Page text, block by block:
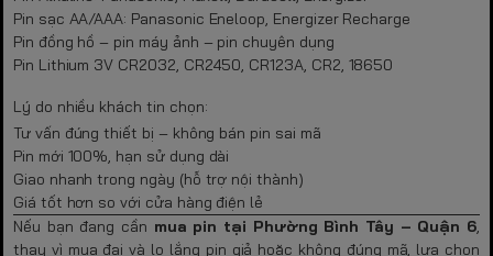
Pin sạc AA/AAA: Panasonic Eneloop, Energizer Recharge
Pin đồng hồ – pin máy ảnh – pin chuyên dụng
Pin Lithium 3V CR2032, CR2450, CR123A, CR2, 18650
Lý do nhiều khách tin chọn:
Tư vấn đúng thiết bị – không bán pin sai mã
Pin mới 100%, hạn sử dụng dài
Giao nhanh trong ngày (hỗ trợ nội thành)
Giá tốt hơn so với cửa hàng điện lẻ
Nếu bạn đang cần mua pin tại Phường Bình Tây – Quận 6,
thay vì mua đại và lo lắng pin giả hoặc không đúng mã, lựa chọn